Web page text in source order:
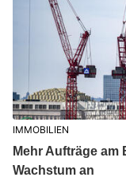
IMMOBILIEN
Mehr Aufträge am
Wachstum an